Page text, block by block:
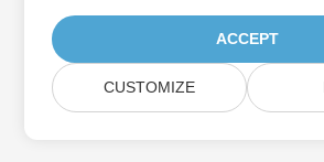
ACCEPT
CUSTOMIZE